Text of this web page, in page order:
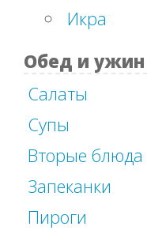
Икра
Обед и ужин
Салаты
Супы
Вторые блюда
Запеканки
Пироги